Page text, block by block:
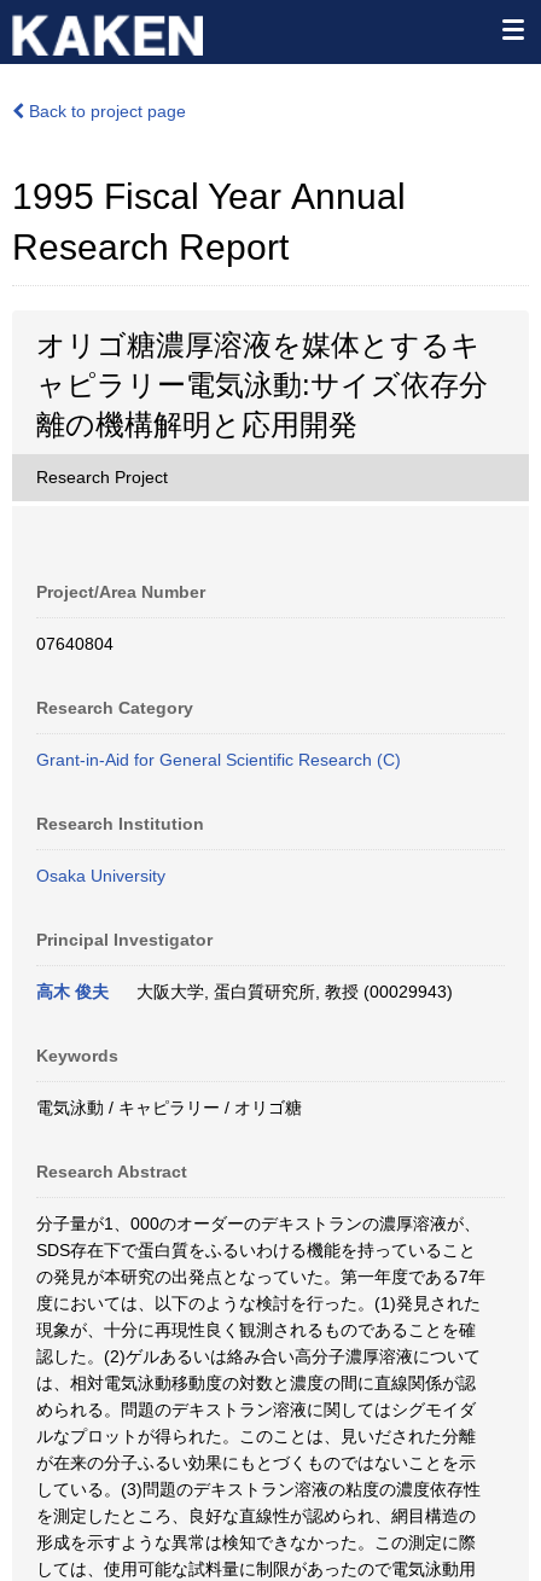
Back to project page
1995 Fiscal Year Annual
Research Report
オリゴ糖濃厚溶液を媒体とするキ
ャピラリー電気泳動:サイズ依存分
離の機構解明と応用開発
Research Project
Project/Area Number
07640804
Research Category
Grant-in-Aid for General Scientific Research (C)
Research Institution
Osaka University
Principal Investigator
高木 俊夫 大阪大学, 蛋白質研究所, 教授 (00029943)
Keywords
電気泳動 / キャピラリー / オリゴ糖
Research Abstract
分子量が1、000のオーダーのデキストランの濃厚溶液が、
SDS存在下で蛋白質をふるいわける機能を持っていること
の発見が本研究の出発点となっていた。第一年度である7年
度においては、以下のような検討を行った。(1)発見された
現象が、十分に再現性良く観測されるものであることを確
認した。(2)ゲルあるいは絡み合い高分子濃厚溶液について
は、相対電気泳動移動度の対数と濃度の間に直線関係が認
められる。問題のデキストラン溶液に関してはシグモイダ
ルなプロットが得られた。このことは、見いだされた分離
が在来の分子ふるい効果にもとづくものではないことを示
している。(3)問題のデキストラン溶液の粘度の濃度依存性
を測定したところ、良好な直線性が認められ、網目構造の
形成を示すような異常は検知できなかった。この測定に際
しては、使用可能な試料量に制限があったので電気泳動用